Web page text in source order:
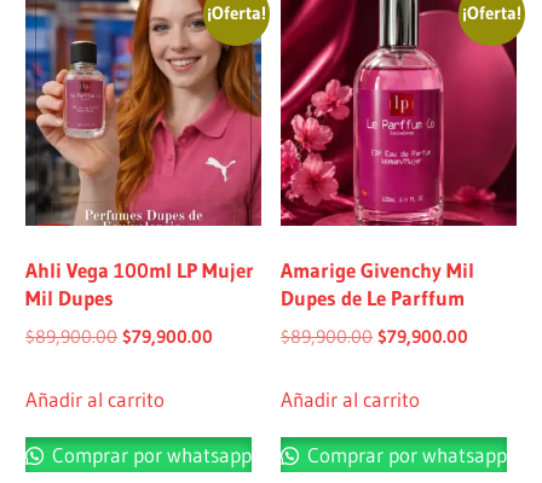
¡Oferta!
Ahli Vega 100ml LP Mujer
Mil Dupes
$89,900.00 $79,900.00
Añadir al carrito
Comprar por whatsapp
¡Oferta!
Amarige Givenchy Mil
Dupes de Le Parffum
$89,900.00 $79,900.00
Añadir al carrito
Comprar por whatsapp